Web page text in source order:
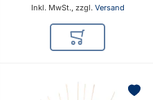
Inkl. MwSt., zzgl. Versand
In den Warenkorb